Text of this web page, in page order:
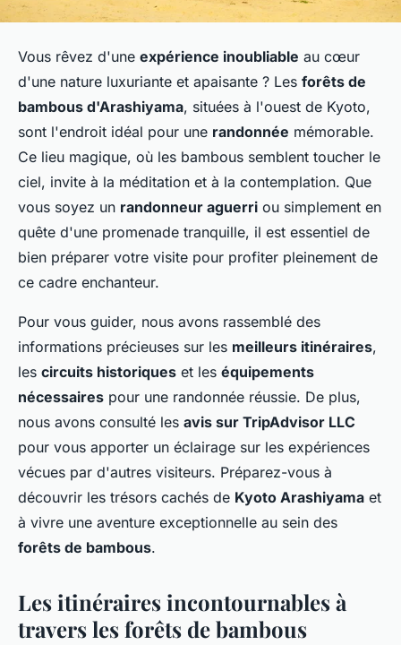
Vous rêvez d'une expérience inoubliable au cœur
d'une nature luxuriante et apaisante ? Les forêts de
bambous d'Arashiyama, situées à l'ouest de Kyoto,
sont l'endroit idéal pour une randonnée mémorable.
Ce lieu magique, où les bambous semblent toucher le
ciel, invite à la méditation et à la contemplation. Que
vous soyez un randonneur aguerri ou simplement en
quête d'une promenade tranquille, il est essentiel de
bien préparer votre visite pour profiter pleinement de
ce cadre enchanteur.
Pour vous guider, nous avons rassemblé des
informations précieuses sur les meilleurs itinéraires,
les circuits historiques et les équipements
nécessaires pour une randonnée réussie. De plus,
nous avons consulté les avis sur TripAdvisor LLC
pour vous apporter un éclairage sur les expériences
vécues par d'autres visiteurs. Préparez-vous à
découvrir les trésors cachés de Kyoto Arashiyama et
à vivre une aventure exceptionnelle au sein des
forêts de bambous.
Les itinéraires incontournables à
travers les forêts de bambous